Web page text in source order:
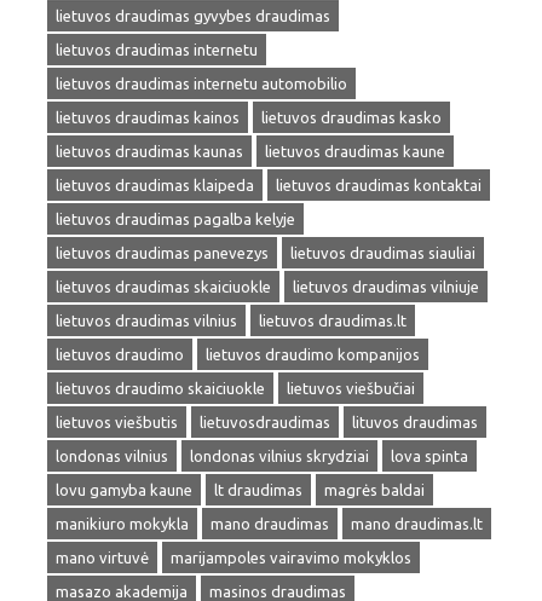
lietuvos draudimas gyvybes draudimas
lietuvos draudimas internetu
lietuvos draudimas internetu automobilio
lietuvos draudimas kainos
lietuvos draudimas kasko
lietuvos draudimas kaunas
lietuvos draudimas kaune
lietuvos draudimas klaipeda
lietuvos draudimas kontaktai
lietuvos draudimas pagalba kelyje
lietuvos draudimas panevezys
lietuvos draudimas siauliai
lietuvos draudimas skaiciuokle
lietuvos draudimas vilniuje
lietuvos draudimas vilnius
lietuvos draudimas.lt
lietuvos draudimo
lietuvos draudimo kompanijos
lietuvos draudimo skaiciuokle
lietuvos viešbučiai
lietuvos viešbutis
lietuvosdraudimas
lituvos draudimas
londonas vilnius
londonas vilnius skrydziai
lova spinta
lovu gamyba kaune
lt draudimas
magrės baldai
manikiuro mokykla
mano draudimas
mano draudimas.lt
mano virtuvė
marijampoles vairavimo mokyklos
masazo akademija
masinos draudimas